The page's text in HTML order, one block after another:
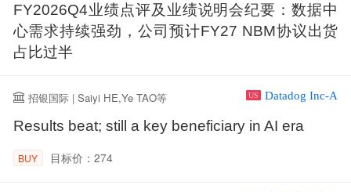
FY2026Q4业绩点评及业绩说明会纪要：数据中
心需求持续强劲，公司预计FY27 NBM协议出货
占比过半
招银国际 | Saiyi HE,Ye TAO等 US Datadog Inc-A
Results beat; still a key beneficiary in AI era
BUY 目标价：274